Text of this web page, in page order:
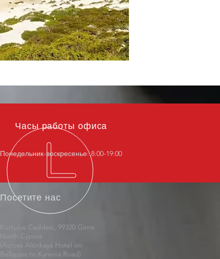
Часы работы офиса
Понедельник-воскресенье: 8:00-19:00
Посетите нас
Kurtulus Caddesi, 99320 Girne
North Cyprus
(Across Altinkaya Hotel on
Bellapais to Kyrenia Road)